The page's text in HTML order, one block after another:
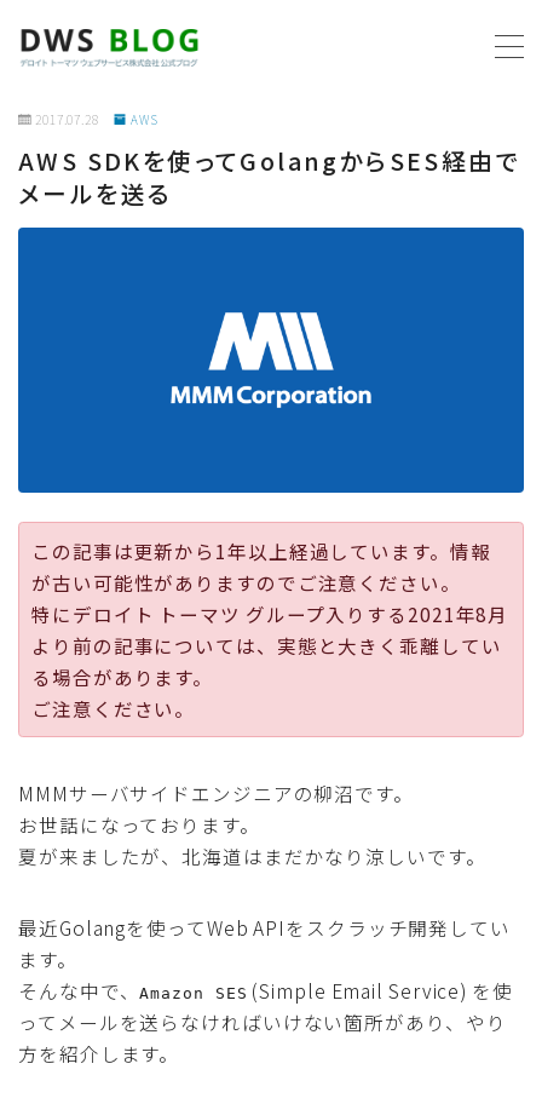
ホーム
AWS
公式ページ
2017.07.28 AWS
AWS SDKを使ってGolangからSES経由で
メールを送る
この記事は更新から1年以上経過しています。情報
が古い可能性がありますのでご注意ください。
特にデロイト トーマツ グループ入りする2021年8月
より前の記事については、実態と大きく乖離してい
る場合があります。
ご注意ください。
MMMサーバサイドエンジニアの柳沼です。
お世話になっております。
夏が来ましたが、北海道はまだかなり涼しいです。
最近Golangを使ってWeb APIをスクラッチ開発してい
ます。
そんな中で、Amazon SES (Simple Email Service) を使
ってメールを送らなければいけない箇所があり、やり
方を紹介します。